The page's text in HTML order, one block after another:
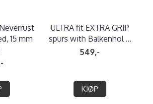
15 mm
ULTRA fit EXTRA GRIP
spurs with Balkenhol ...
549,-
KJØP